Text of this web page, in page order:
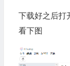
下载好之后打
看下图